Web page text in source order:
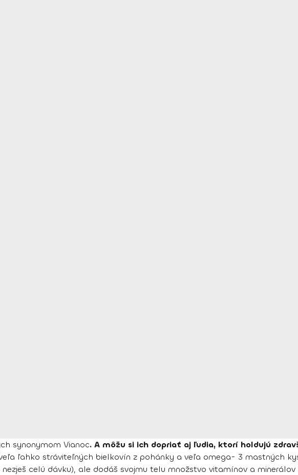
synonymom Vianoc. A môžu si ich dopriať aj ľudia, ktorí holdujú
ľahko stráviteľných bielkovín z pohánky a veľa omega- 3 mastných
celú dávku), ale dodáš svojmu telu množstvo vitamínov a